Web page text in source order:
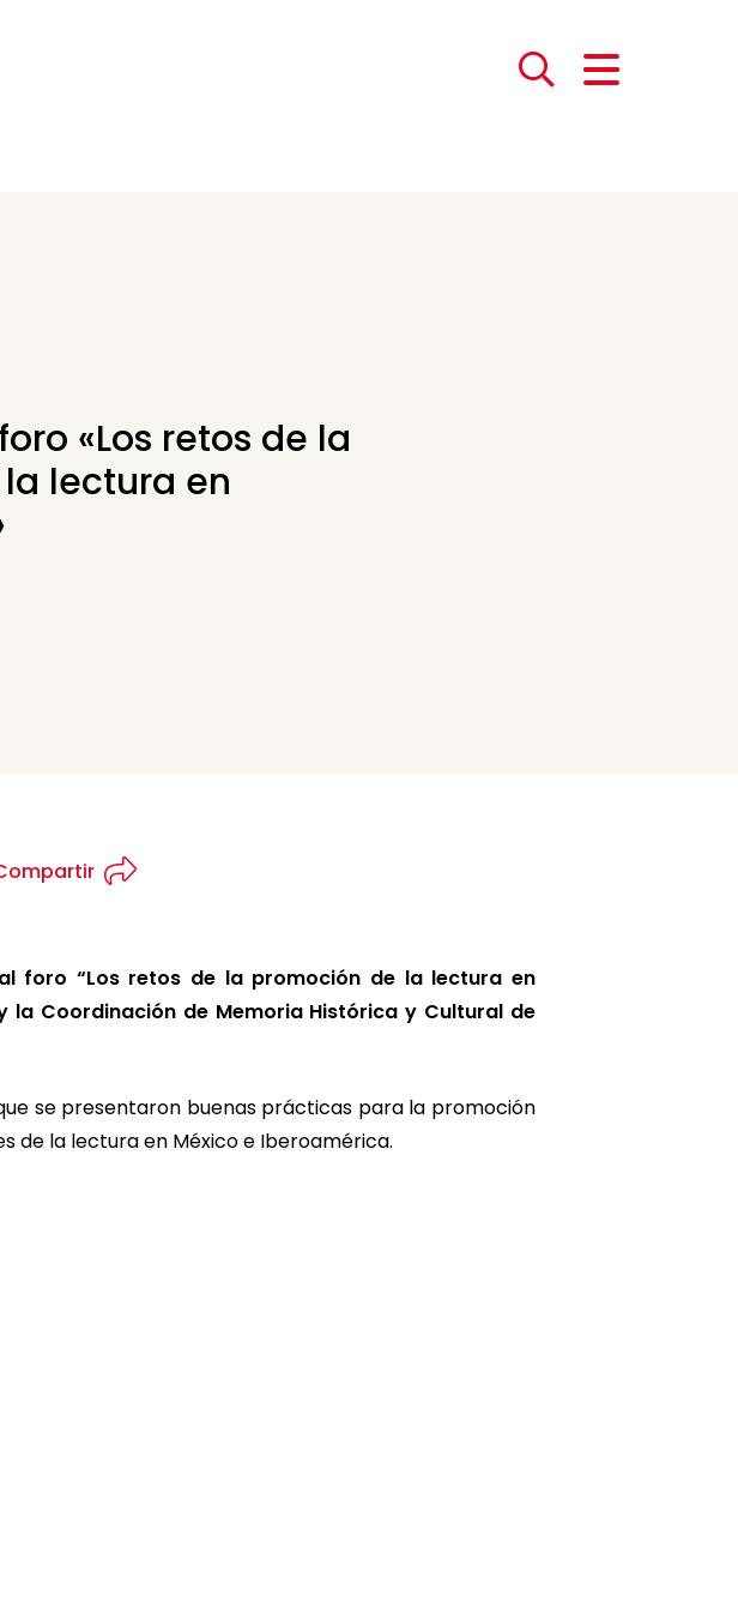
«Los retos de la
lectura en
foro “Los retos de la promoción de la lectura en
la Coordinación de Memoria Histórica y Cultural de
se presentaron buenas prácticas para la promoción
de la lectura en México e Iberoamérica.